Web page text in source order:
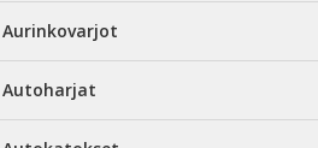
Aurinkovarjot
Autoharjat